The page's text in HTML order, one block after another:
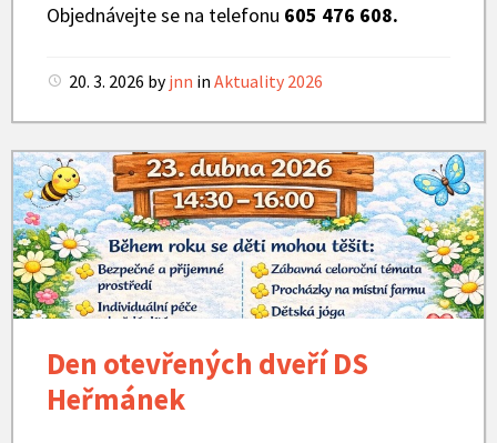
Objednávejte se na telefonu 605 476 608.
20. 3. 2026 by jnn in Aktuality 2026
DS
Heřmánek
Den otevřených dveří DS
Heřmánek